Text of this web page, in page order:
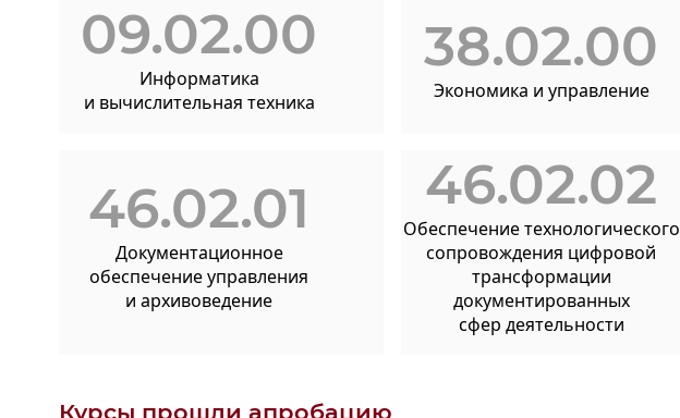
09.02.00
Информатика
и вычислительная техника
38.02.00
Экономика и управление
46.02.01
Документационное
обеспечение управления
и архивоведение
46.02.02
Обеспечение технологического
сопровождения цифровой
трансформации
документированных
сфер деятельности
Курсы прошли апробацию